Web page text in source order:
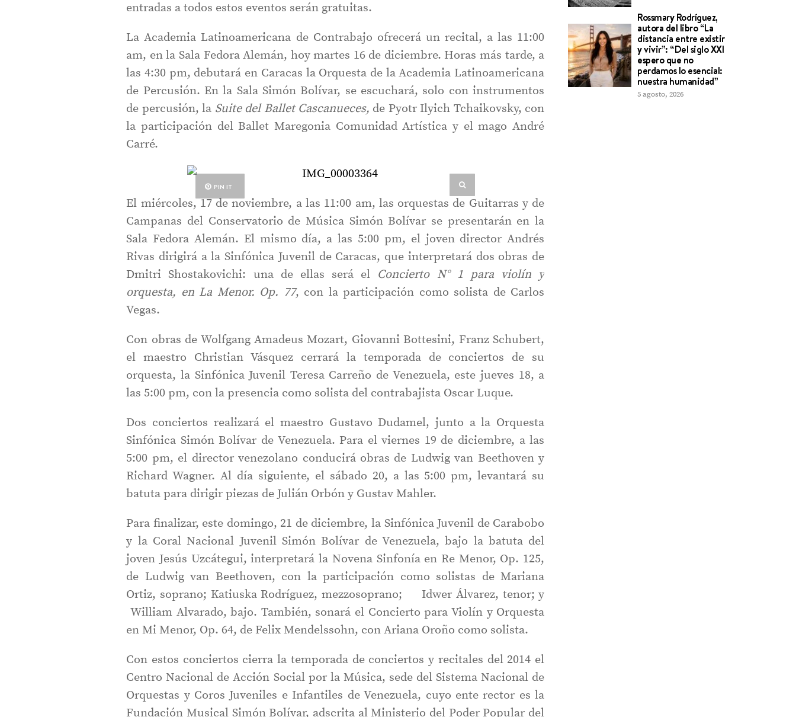
entradas a todos estos eventos serán gratuitas.
La Academia Latinoamericana de Contrabajo ofrecerá un recital, a las 11:00
am, en la Sala Fedora Alemán, hoy martes 16 de diciembre. Horas más tarde, a
las 4:30 pm, debutará en Caracas la Orquesta de la Academia Latinoamericana
de Percusión. En la Sala Simón Bolívar, se escuchará, solo con instrumentos
de percusión, la Suite del Ballet Cascanueces, de Pyotr Ilyich Tchaikovsky, con
la participación del Ballet Maregonia Comunidad Artística y el mago André
Carré.
PIN IT
El miércoles, 17 de noviembre, a las 11:00 am, las orquestas de Guitarras y de
Campanas del Conservatorio de Música Simón Bolívar se presentarán en la
Sala Fedora Alemán. El mismo día, a las 5:00 pm, el joven director Andrés
Rivas dirigirá a la Sinfónica Juvenil de Caracas, que interpretará dos obras de
Dmitri Shostakovichi: una de ellas será el Concierto N° 1 para violín y
orquesta, en La Menor. Op. 77, con la participación como solista de Carlos
Vegas.
Con obras de Wolfgang Amadeus Mozart, Giovanni Bottesini, Franz Schubert,
el maestro Christian Vásquez cerrará la temporada de conciertos de su
orquesta, la Sinfónica Juvenil Teresa Carreño de Venezuela, este jueves 18, a
las 5:00 pm, con la presencia como solista del contrabajista Oscar Luque.
Dos conciertos realizará el maestro Gustavo Dudamel, junto a la Orquesta
Sinfónica Simón Bolívar de Venezuela. Para el viernes 19 de diciembre, a las
5:00 pm, el director venezolano conducirá obras de Ludwig van Beethoven y
Richard Wagner. Al día siguiente, el sábado 20, a las 5:00 pm, levantará su
batuta para dirigir piezas de Julián Orbón y Gustav Mahler.
Para finalizar, este domingo, 21 de diciembre, la Sinfónica Juvenil de Carabobo
y la Coral Nacional Juvenil Simón Bolívar de Venezuela, bajo la batuta del
joven Jesús Uzcátegui, interpretará la Novena Sinfonía en Re Menor, Op. 125,
de Ludwig van Beethoven, con la participación como solistas de Mariana
Ortiz, soprano; Katiuska Rodríguez, mezzosoprano; Idwer Álvarez, tenor; y
William Alvarado, bajo. También, sonará el Concierto para Violín y Orquesta
en Mi Menor, Op. 64, de Felix Mendelssohn, con Ariana Oroño como solista.
Con estos conciertos cierra la temporada de conciertos y recitales del 2014 el
Centro Nacional de Acción Social por la Música, sede del Sistema Nacional de
Orquestas y Coros Juveniles e Infantiles de Venezuela, cuyo ente rector es la
Fundación Musical Simón Bolívar, adscrita al Ministerio del Poder Popular del
Rossmary Rodríguez,
autora del libro “La
distancia entre existir
y vivir”: “Del siglo XXI
espero que no
perdamos lo esencial:
nuestra humanidad”
5 agosto, 2026